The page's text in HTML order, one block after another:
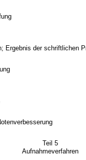
Ergebnis der schriftlichen
Teil 5
Aufnahmeverfahren